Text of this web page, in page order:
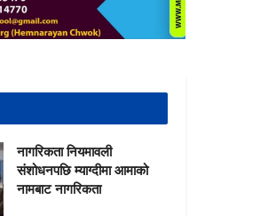
नागरिकता नियमावली
संशोधनपछि म्याग्दीमा आमाको
नामबाट नागरिकता